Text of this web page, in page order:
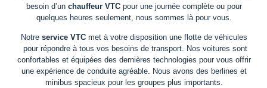
besoin d’un chauffeur VTC pour une journée complète ou pour
quelques heures seulement, nous sommes là pour vous.
Notre service VTC met à votre disposition une flotte de véhicules
pour répondre à tous vos besoins de transport. Nos voitures sont
confortables et équipées des dernières technologies pour vous offrir
une expérience de conduite agréable. Nous avons des berlines et
minibus spacieux pour les groupes plus importants.